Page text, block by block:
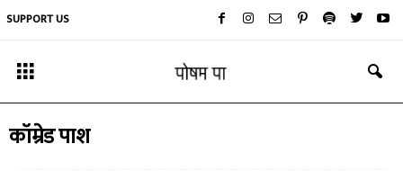
SUPPORT US
कॉम्रेड पाश